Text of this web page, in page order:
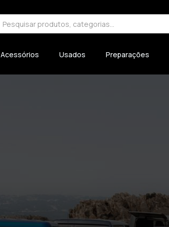
Acessórios Usados Preparações